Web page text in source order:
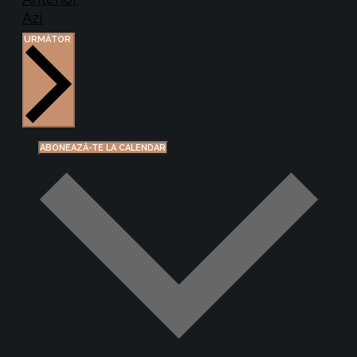
Azi
URMĂTOR
ABONEAZĂ-TE LA CALENDAR